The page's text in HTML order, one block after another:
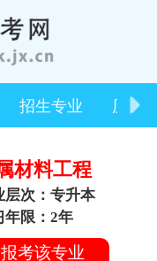
招生专业 历年
材料工程
层次：专升本
年限：2年
报考该专业